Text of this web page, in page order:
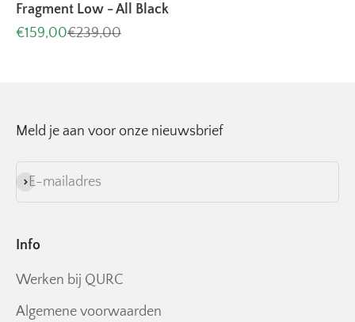
Fragment Low - All Black
Aanbiedingsprijs
€159,00Normale prijs
€239,00
Meld je aan voor onze nieuwsbrief
E-mailadres
Abonneren
Info
Werken bij QURC
Algemene voorwaarden